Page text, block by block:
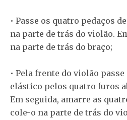
• Passe os quatro pedaços
na parte de trás do violão.
na parte de trás do braço;
• Pela frente do violão
elástico pelos quatro furos
Em seguida, amarre as
cole-o na parte de trás do